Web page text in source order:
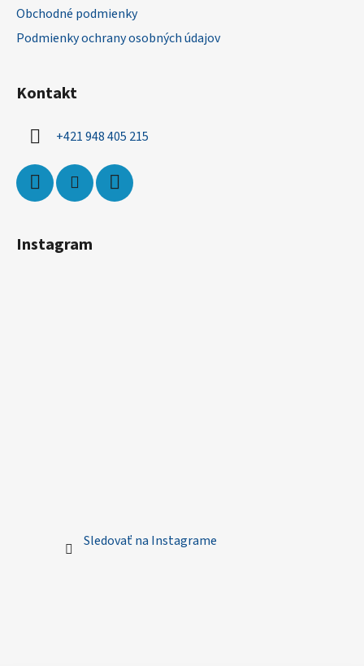
Obchodné podmienky
Podmienky ochrany osobných údajov
Kontakt
+421 948 405 215
Instagram
Sledovať na Instagrame